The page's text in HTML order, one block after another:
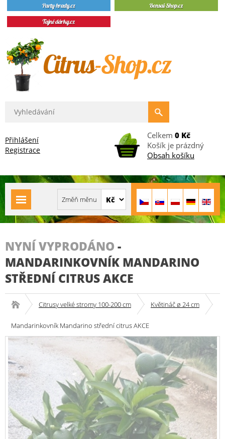
Přihlášení
Registrace
Celkem 0 Kč
Košík je prázdný
Obsah košíku
NYNÍ VYPRODÁNO -
MANDARINKOVNÍK MANDARINO
STŘEDNÍ CITRUS AKCE
Citrusy velké stromy 100-200 cm Květináč ø 24 cm
Mandarinkovník Mandarino střední citrus AKCE